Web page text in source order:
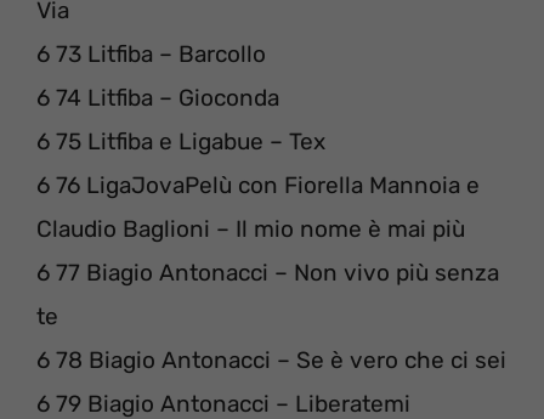
Via
6 73 Litfiba – Barcollo
6 74 Litfiba – Gioconda
6 75 Litfiba e Ligabue – Tex
6 76 LigaJovaPelù con Fiorella Mannoia e
Claudio Baglioni – Il mio nome è mai più
6 77 Biagio Antonacci – Non vivo più senza
te
6 78 Biagio Antonacci – Se è vero che ci sei
6 79 Biagio Antonacci – Liberatemi